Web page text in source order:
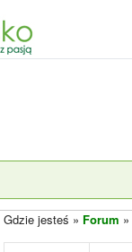
Gdzie jesteś » Forum »